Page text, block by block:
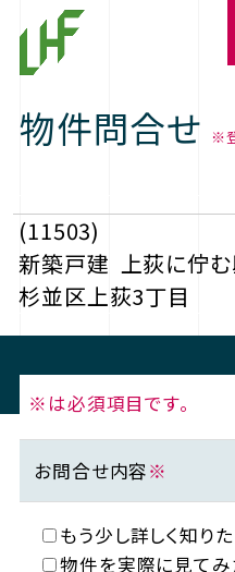
物件問合せ ※
(11503)
新築戸建 上荻に佇
杉並区上荻3丁目
※は必須項目です。
お問合せ内容※
もう少し詳しく知り
物件を実際に見てみ